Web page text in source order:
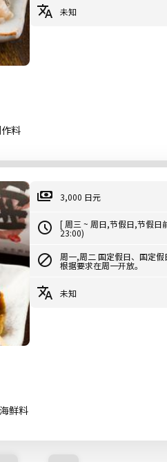
料
未知
鲜料
3,000 日元
[ 周三 ~ 周日,节假日,节假日
23:00)
周一,周二 国定假日、国定
根据要求在周一开放。
未知